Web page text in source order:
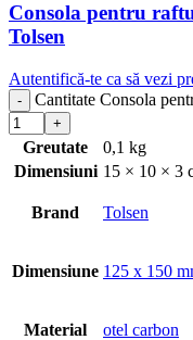
Consola pentru
Tolsen
Autentifică-te ca să vezi
Cantitate Consola
Greutate
0,1 kg
Dimensiuni 15 × 10 × 3
Brand Tolsen
Dimensiune 125 x 150
Material otel carbon